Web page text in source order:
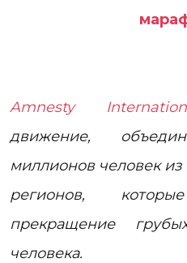
Amnesty
движение,
миллионов человек из
регионов,
прекращение
человека.